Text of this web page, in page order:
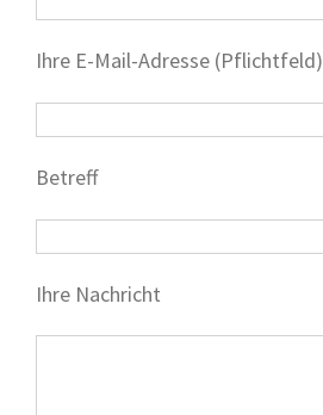
Ihre E-Mail-Adresse (Pflichtfeld)
Betreff
Ihre Nachricht